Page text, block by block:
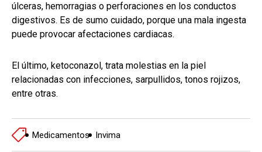
úlceras, hemorragias o perforaciones en los conductos
digestivos. Es de sumo cuidado, porque una mala ingesta
puede provocar afectaciones cardiacas.
El último, ketoconazol, trata molestias en la piel
relacionadas con infecciones, sarpullidos, tonos rojizos,
entre otras.
Medicamentos Invima